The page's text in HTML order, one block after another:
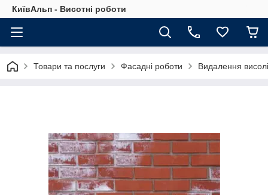
КиївАльп - Висотні роботи
Товари та послуги Фасадні роботи Видалення